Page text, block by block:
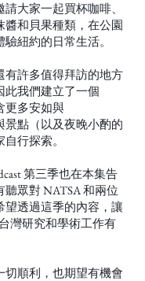
大家一起買杯咖啡、
醬和貝果種類，在公園
紐約的日常生活。
有許多值得拜訪的地方
此我們建立了一個
更多安如與
景點（以及夜晚小酌的
行探索。
第三季也在本集告
眾對 NATSA 和兩位
望透過這季的內容，讓
灣研究和學術工作有
切順利，也期望有機會